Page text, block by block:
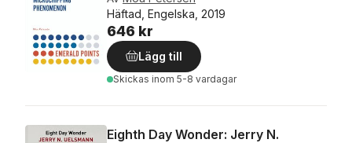
Häftad, Engelska, 2019
646 kr
Lägg till
Skickas inom 5-8 vardagar
Eighth Day Wonder: Jerry N.